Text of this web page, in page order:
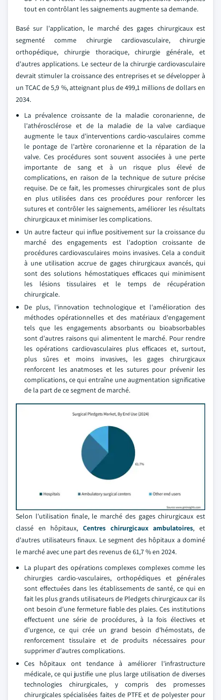
tout en contrôlant les saignements augmente sa demande.
Basé sur l'application, le marché des gages chirurgicaux est
segmenté comme chirurgie cardiovasculaire, chirurgie
orthopédique, chirurgie thoracique, chirurgie générale, et
d'autres applications. Le secteur de la chirurgie cardiovasculaire
devrait stimuler la croissance des entreprises et se développer à
un TCAC de 5,9 %, atteignant plus de 499,1 millions de dollars en
2034.
La prévalence croissante de la maladie coronarienne, de
l'athérosclérose et de la maladie de la valve cardiaque
augmente le taux d'interventions cardio-vasculaires comme
le pontage de l'artère coronarienne et la réparation de la
valve. Ces procédures sont souvent associées à une perte
importante de sang et à un risque plus élevé de
complications, en raison de la technique de suture précise
requise. De ce fait, les promesses chirurgicales sont de plus
en plus utilisées dans ces procédures pour renforcer les
sutures et contrôler les saignements, améliorer les résultats
chirurgicaux et minimiser les complications.
Un autre facteur qui influe positivement sur la croissance du
marché des engagements est l'adoption croissante de
procédures cardiovasculaires moins invasives. Cela a conduit
à une utilisation accrue de gages chirurgicaux avancés, qui
sont des solutions hémostatiques efficaces qui minimisent
les lésions tissulaires et le temps de récupération
chirurgicale.
De plus, l'innovation technologique et l'amélioration des
méthodes opérationnelles et des matériaux d'engagement
tels que les engagements absorbants ou bioabsorbables
sont d'autres raisons qui alimentent le marché. Pour rendre
les opérations cardiovasculaires plus efficaces et, surtout,
plus sûres et moins invasives, les gages chirurgicaux
renforcent les anatmoses et les sutures pour prévenir les
complications, ce qui entraîne une augmentation significative
de la part de ce segment de marché.
Selon l'utilisation finale, le marché des gages chirurgicaux est
classé en hôpitaux, Centres chirurgicaux ambulatoires, et
d'autres utilisateurs finaux. Le segment des hôpitaux a dominé
le marché avec une part des revenus de 61,7 % en 2024.
La plupart des opérations complexes complexes comme les
chirurgies cardio-vasculaires, orthopédiques et générales
sont effectuées dans les établissements de santé, ce qui en
fait les plus grands utilisateurs de Pledgets chirurgicaux car ils
ont besoin d'une fermeture fiable des plaies. Ces institutions
effectuent une série de procédures, à la fois électives et
d'urgence, ce qui crée un grand besoin d'hémostats, de
renforcement tissulaire et de produits nécessaires pour
supprimer d'autres complications.
Ces hôpitaux ont tendance à améliorer l'infrastructure
médicale, ce qui justifie une plus large utilisation de diverses
technologies chirurgicales, y compris des promesses
chirurgicales spécialisées faites de PTFE et de polyester pour